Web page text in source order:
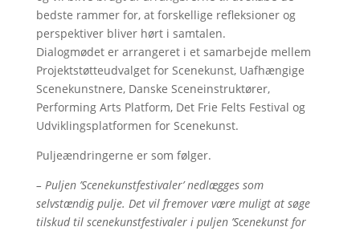
bedste rammer for, at forskellige refleksioner og
perspektiver bliver hørt i samtalen.
Dialogmødet er arrangeret i et samarbejde mellem
Projektstøtteudvalget for Scenekunst, Uafhængige
Scenekunstnere, Danske Sceneinstruktører,
Performing Arts Platform, Det Frie Felts Festival og
Udviklingsplatformen for Scenekunst.
Puljeændringerne er som følger.
– Puljen ’Scenekunstfestivaler’ nedlægges som
selvstændig pulje. Det vil fremover være muligt at søge
tilskud til scenekunstfestivaler i puljen ’Scenekunst for